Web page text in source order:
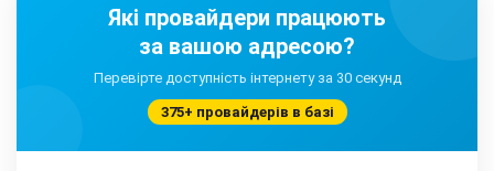
Які провайдери працюють
за вашою адресою?
Перевірте доступність інтернету за 30 секунд
375+ провайдерів в базі